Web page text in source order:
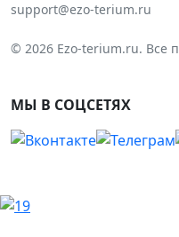
support@ezo-terium.ru
© 2026 Ezo-terium.ru. Все
МЫ В СОЦСЕТЯХ